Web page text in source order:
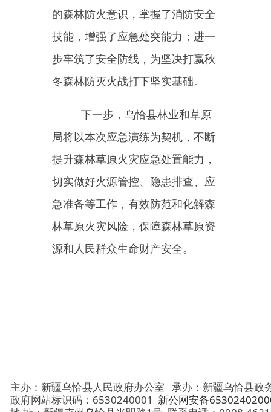
林草原火灾风险，保障森林草原资
源和人民群众生命财产安全。
主办：新疆乌恰县人民政府办公室
承办：新疆乌恰县政务服务
政府网站标识码：6530240001新公网安备65302402000101号
地 址：新疆克州乌恰县光明路1号联系电话：0908-4621030